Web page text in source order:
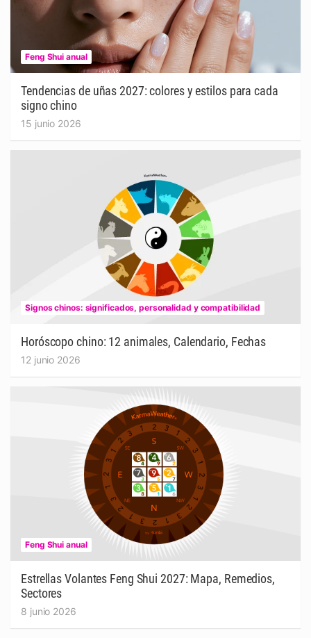
Feng Shui anual
Tendencias de uñas 2027: colores y estilos para cada
signo chino
15 junio 2026
Signos chinos: significados, personalidad y compatibilidad
Horóscopo chino: 12 animales, Calendario, Fechas
12 junio 2026
Feng Shui anual
Estrellas Volantes Feng Shui 2027: Mapa, Remedios,
Sectores
8 junio 2026